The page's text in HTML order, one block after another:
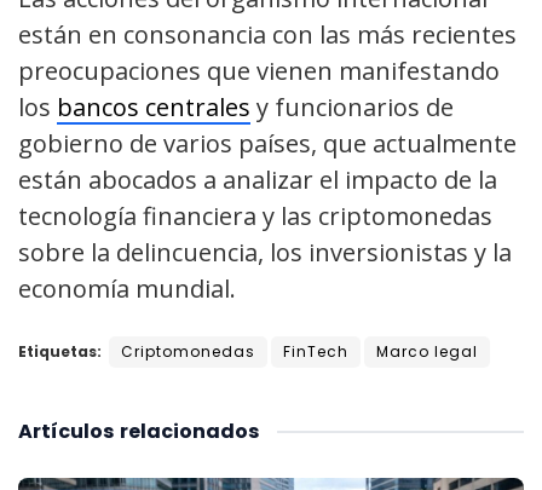
están en consonancia con las más recientes
preocupaciones que vienen manifestando
los bancos centrales y funcionarios de
gobierno de varios países, que actualmente
están abocados a analizar el impacto de la
tecnología financiera y las criptomonedas
sobre la delincuencia, los inversionistas y la
economía mundial.
Etiquetas: Criptomonedas FinTech Marco legal
relacionados
Artículos